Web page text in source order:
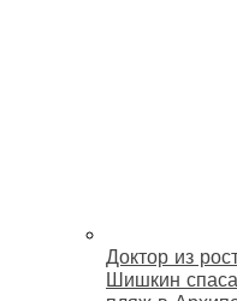
Доктор из
Шишкин